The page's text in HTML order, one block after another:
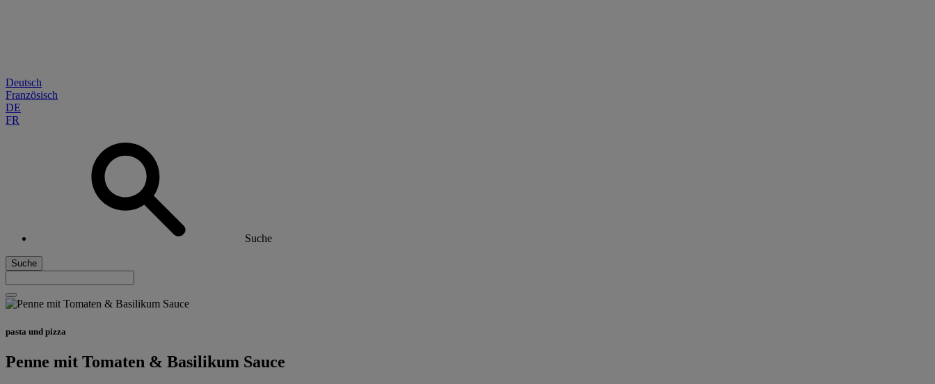
Deutsch
Französisch
DE
FR
Suche
Suche
pasta und pizza
Penne mit Tomaten & Basilikum Sauce